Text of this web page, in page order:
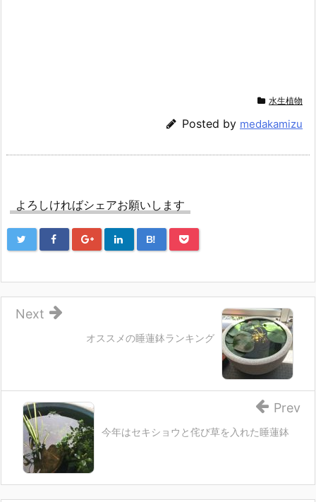
水生植物
Posted by medakamizu
よろしければシェアお願いします
B!
オススメの睡蓮鉢ランキング
Next
今年はセキショウと侘び草を入れた睡蓮鉢
Prev